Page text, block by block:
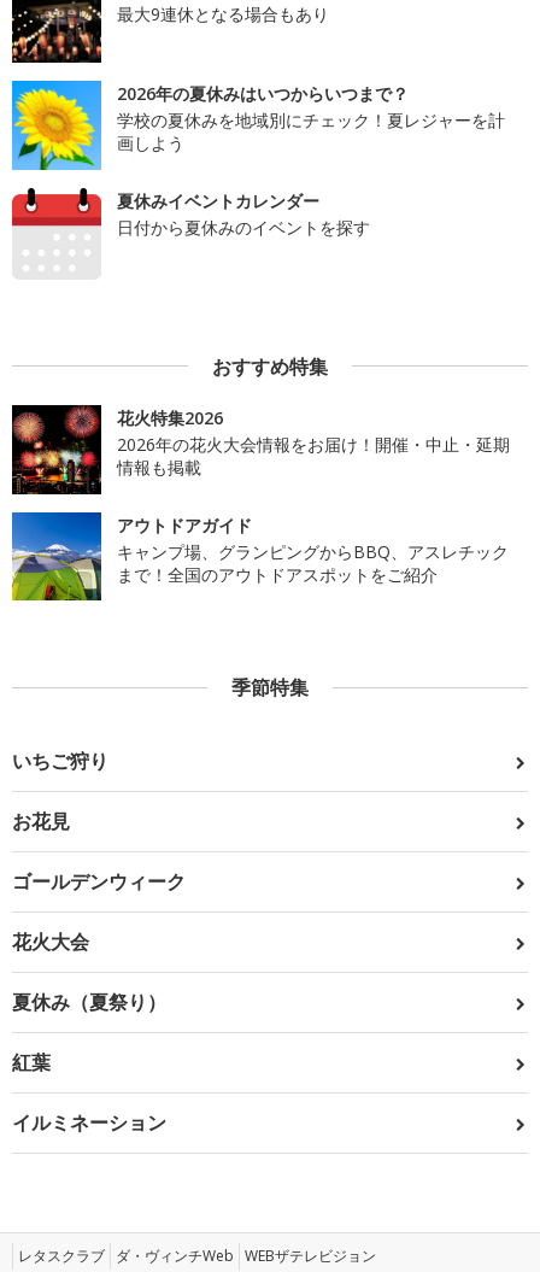
最大9連休となる場合もあり
2026年の夏休みはいつからいつまで？
学校の夏休みを地域別にチェック！夏レジャーを計
画しよう
夏休みイベントカレンダー
日付から夏休みのイベントを探す
おすすめ特集
花火特集2026
2026年の花火大会情報をお届け！開催・中止・延期
情報も掲載
アウトドアガイド
キャンプ場、グランピングからBBQ、アスレチック
まで！全国のアウトドアスポットをご紹介
季節特集
いちご狩り
お花見
ゴールデンウィーク
花火大会
夏休み（夏祭り）
紅葉
イルミネーション
レタスクラブ ダ・ヴィンチWeb WEBザテレビジョン